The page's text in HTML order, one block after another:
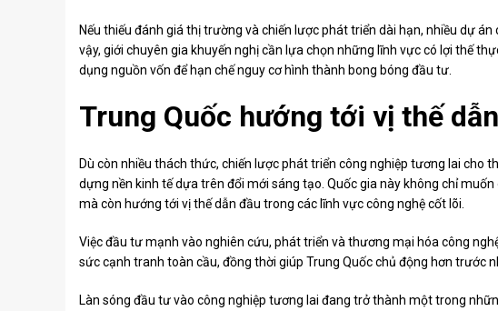
Nếu thiếu đánh giá thị trường và chiến lược phát triển dài hạn, nhiều dự
vậy, giới chuyên gia khuyến nghị cần lựa chọn những lĩnh vực có lợi thế
dụng nguồn vốn để hạn chế nguy cơ hình thành bong bóng đầu tư.
Trung Quốc hướng tới vị thế
Dù còn nhiều thách thức, chiến lược phát triển công nghiệp tương lai cho
dựng nền kinh tế dựa trên đổi mới sáng tạo. Quốc gia này không chỉ
mà còn hướng tới vị thế dẫn đầu trong các lĩnh vực công nghệ cốt lõi.
Việc đầu tư mạnh vào nghiên cứu, phát triển và thương mại hóa công
sức cạnh tranh toàn cầu, đồng thời giúp Trung Quốc chủ động hơn trước
Làn sóng đầu tư vào công nghiệp tương lai đang trở thành một trong